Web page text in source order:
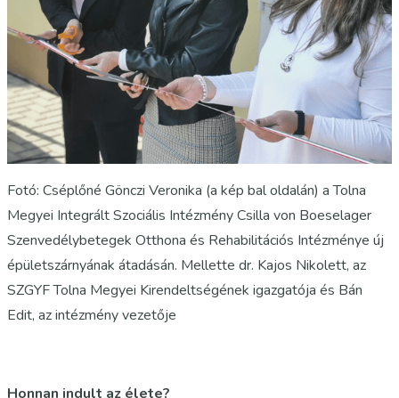
Fotó: Cséplőné Gönczi Veronika (a kép bal oldalán) a Tolna
Megyei Integrált Szociális Intézmény Csilla von Boeselager
Szenvedélybetegek Otthona és Rehabilitációs Intézménye új
épületszárnyának átadásán. Mellette dr. Kajos Nikolett, az
SZGYF Tolna Megyei Kirendeltségének igazgatója és Bán
Edit, az intézmény vezetője
Honnan indult az élete?